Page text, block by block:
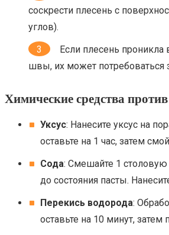
соскрести плесень с
углов).
Если плесень
швы, их может потребоваться
Химические средства
Уксус: Нанесите уксус на
оставьте на 1 час, затем
Сода: Смешайте 1
до состояния пасты.
Перекись водорода:
оставьте на 10 минут, затем